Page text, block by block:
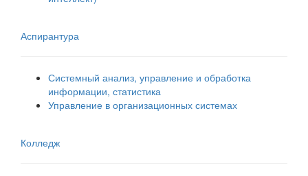
Аспирантура
Системный анализ, управление и обработка
информации, статистика
Управление в организационных системах
Колледж